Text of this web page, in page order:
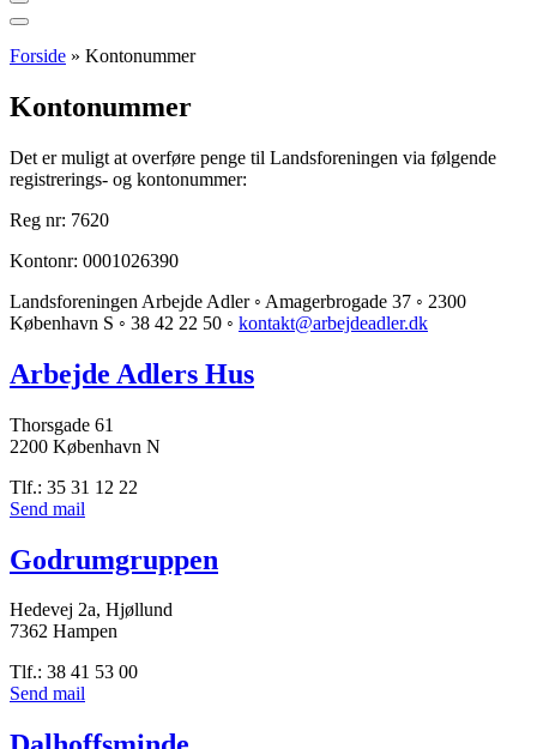
Forside » Kontonummer
Kontonummer
Det er muligt at overføre penge til Landsforeningen via følgende
registrerings- og kontonummer:
Reg nr: 7620
Kontonr: 0001026390
Landsforeningen Arbejde Adler ◦ Amagerbrogade 37 ◦ 2300
København S ◦ 38 42 22 50 ◦ kontakt@arbejdeadler.dk
Arbejde Adlers Hus
Thorsgade 61
2200 København N
Tlf.: 35 31 12 22
Send mail
Godrumgruppen
Hedevej 2a, Hjøllund
7362 Hampen
Tlf.: 38 41 53 00
Send mail